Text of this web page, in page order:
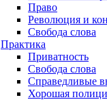
Право
Революция и
Свобода слова
Практика
Приватность
Свобода слова
Справедливые
Хорошая